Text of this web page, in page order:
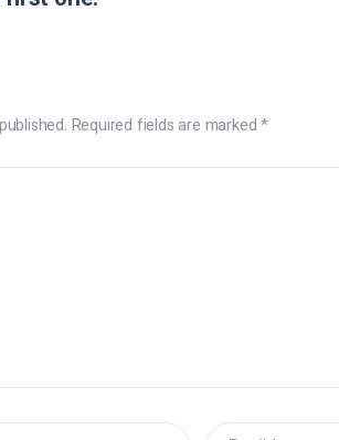
Required fields are marked*